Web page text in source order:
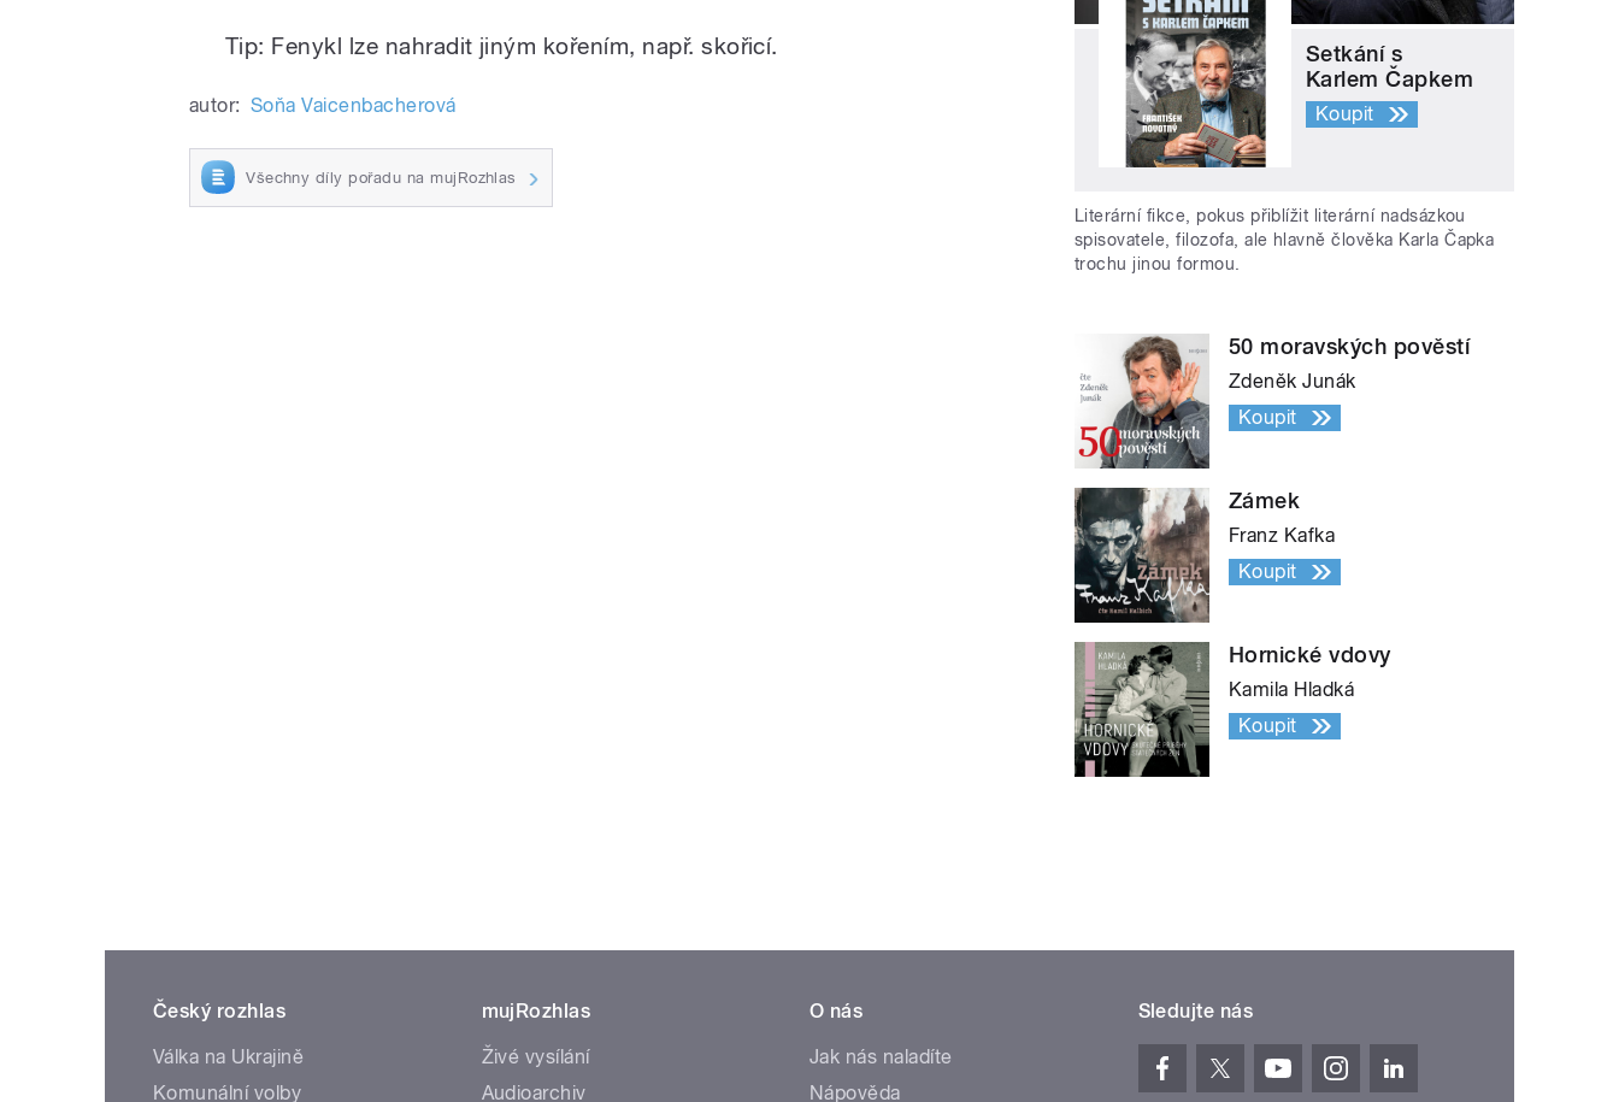
Tip: Fenykl lze nahradit jiným kořením, např. skořicí.
autor: Soňa Vaicenbacherová
Všechny díly pořadu na mujRozhlas
Setkání s
Karlem Čapkem
Koupit
Literární fikce, pokus přiblížit literární nadsázkou
spisovatele, filozofa, ale hlavně člověka Karla Čapka
trochu jinou formou.
50 moravských pověstí
Zdeněk Junák
Koupit
Zámek
Franz Kafka
Koupit
Hornické vdovy
Kamila Hladká
Koupit
Český rozhlas
Válka na Ukrajině
Komunální volby
mujRozhlas
Živé vysílání
Audioarchiv
O nás
Jak nás naladíte
Nápověda
Sledujte nás